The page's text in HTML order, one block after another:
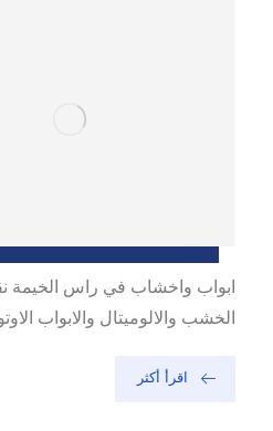
ابواب واخشاب في راس الخيمة
الخشب والالوميتال والابواب
اقرأ أكثر